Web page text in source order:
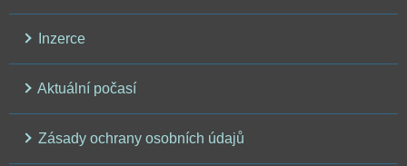
Inzerce
Aktuální počasí
Zásady ochrany osobních údajů